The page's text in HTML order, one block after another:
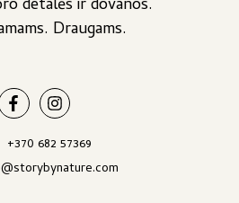
detalės ir dovanos.
Draugams.
+370 682 57369